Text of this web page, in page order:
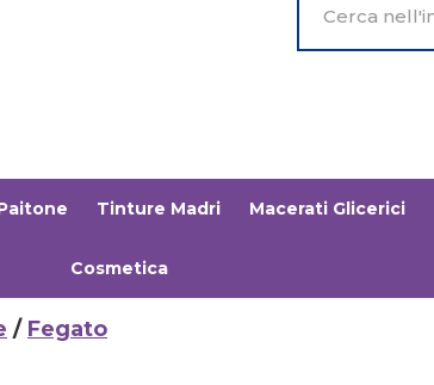
Prodotto
Tinture Madri Macerati Glicerici
Cosmetica
/ Fegato